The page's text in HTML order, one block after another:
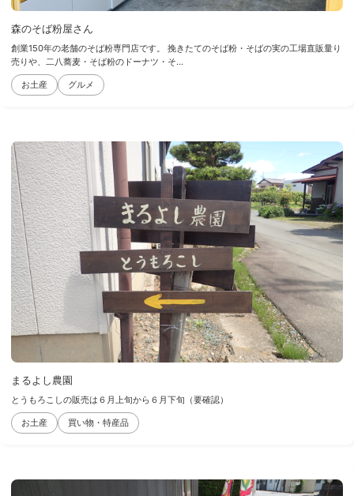
森のそば粉屋さん
創業150年の老舗のそば粉専門店です。 挽きたてのそば粉・そばの実の工場直販量り
売りや、二八蕎麦・そば粉のドーナツ・そ...
お土産 グルメ
まるよし農園
とうもろこしの販売は６月上旬から６月下旬（要確認）
お土産 買い物・特産品